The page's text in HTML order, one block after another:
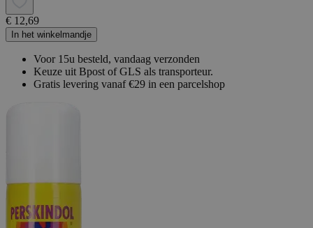
€ 12,69
In het winkelmandje
Voor 15u besteld, vandaag verzonden
Keuze uit Bpost of GLS als transporteur.
Gratis levering vanaf €29 in een parcelshop